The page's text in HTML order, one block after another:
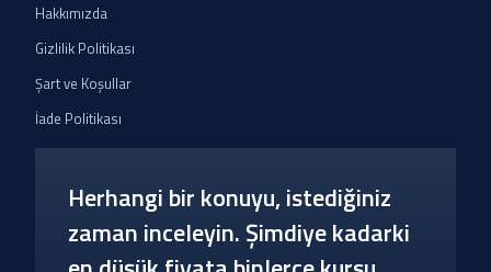
Hakkımızda
Gizlilik Politikası
Şart ve Koşullar
İade Politikası
Herhangi bir konuyu, istediğiniz
zaman inceleyin. Şimdiye kadarki